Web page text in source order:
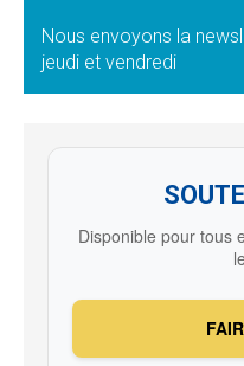
Nous envoyons la
jeudi et vendredi
Disponible pour tous